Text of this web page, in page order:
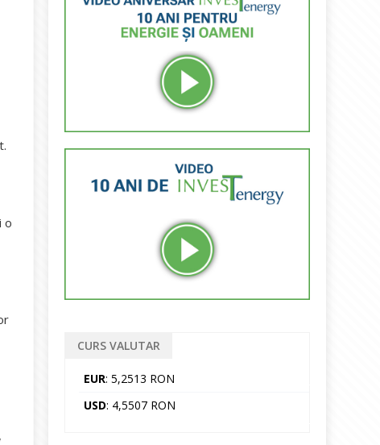
o
CURS VALUTAR
EUR: 5,2513 RON
USD: 4,5507 RON